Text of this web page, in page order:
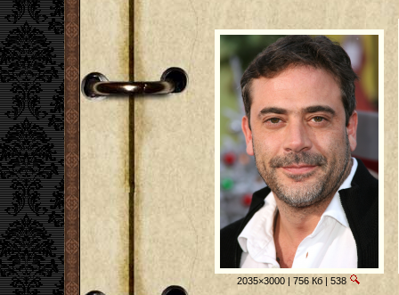
2035×3000 | 756 Кб | 538